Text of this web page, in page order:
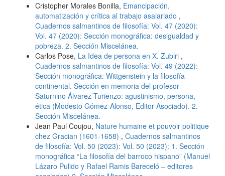
Cristopher Morales Bonilla, Emancipación,
automatización y crítica al trabajo asalariado ,
Cuadernos salmantinos de filosofía: Vol. 47 (2020):
Vol. 47 (2020): Sección monográfica: desigualdad y
pobreza. 2. Sección Miscelánea.
Carlos Pose, La Idea de persona en X. Zubiri ,
Cuadernos salmantinos de filosofía: Vol. 49 (2022):
Sección monográfica: Wittgenstein y la filosofía
continental. Sección en memoria del profesor
Saturnino Álvarez Turienzo: agustinismo, persona,
ética (Modesto Gómez-Alonso, Editor Asociado). 2.
Sección Miscelánea.
Jean Paul Coujou, Nature humaine et pouvoir politique
chez Gracian (1601-1658) , Cuadernos salmantinos
de filosofía: Vol. 50 (2023): Vol. 50 (2023): 1. Sección
monográfica “La filosofía del barroco hispano” (Manuel
Lázaro Pulido y Rafael Ramis Bareceló – editores